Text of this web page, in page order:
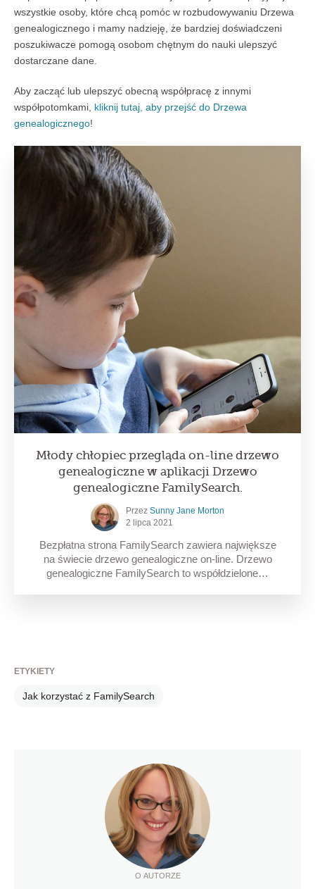
wszystkie osoby, które chcą pomóc w rozbudowywaniu Drzewa
genealogicznego i mamy nadzieję, że bardziej doświadczeni
poszukiwacze pomogą osobom chętnym do nauki ulepszyć
dostarczane dane.
Aby zacząć lub ulepszyć obecną współpracę z innymi
współpotomkami, kliknij tutaj, aby przejść do Drzewa
genealogicznego!
Młody chłopiec przegląda on-line drzewo
genealogiczne w aplikacji Drzewo
genealogiczne FamilySearch.
Przez Sunny Jane Morton
2 lipca 2021
Bezpłatna strona FamilySearch zawiera największe
na świecie drzewo genealogiczne on-line. Drzewo
genealogiczne FamilySearch to współdzielone…
ETYKIETY
Jak korzystać z FamilySearch
O AUTORZE